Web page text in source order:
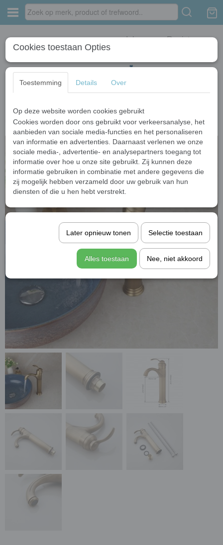
Inloggen Registreren
Home › Wastafelkranen › Bronzen kranen › Mooie hoge bronskleurige
mengkraan
Cookies toestaan Opties
Toestemming Details Over
Op deze website worden cookies gebruikt
Cookies worden door ons gebruikt voor verkeersanalyse, het
aanbieden van sociale media-functies en het personaliseren
van informatie en advertenties. Daarnaast verlenen we onze
sociale media-, advertentie- en analysepartners toegang tot
informatie over hoe u onze site gebruikt. Zij kunnen deze
informatie gebruiken in combinatie met andere gegevens die
zij mogelijk hebben verzameld door uw gebruik van hun
diensten of die u hen hebt verstrekt.
Later opnieuw tonen Selectie toestaan
Alles toestaan Nee, niet akkoord